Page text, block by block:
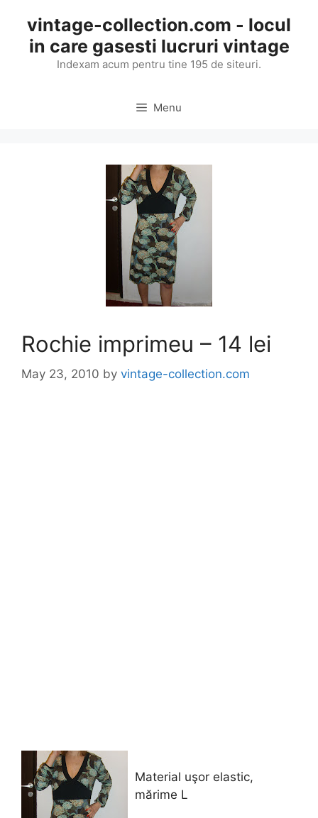
content
vintage-collection.com - locul
in care gasesti lucruri vintage
Indexam acum pentru tine 195 de siteuri.
Menu
Rochie imprimeu – 14 lei
May 23, 2010 by vintage-collection.com
Material uşor elastic,
mărime L